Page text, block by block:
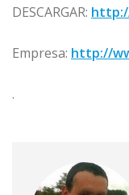
DESCARGAR:
Empresa: http://
.